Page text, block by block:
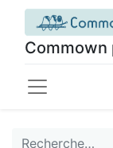
Commown